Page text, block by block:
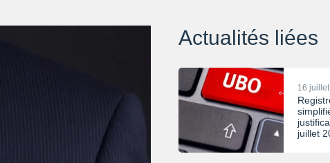
Actualités liées
16
juillet